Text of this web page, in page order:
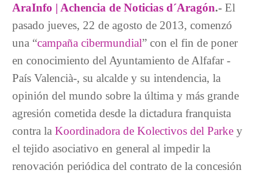
AraInfo | Achencia de Noticias d´Aragón.- El
pasado jueves, 22 de agosto de 2013, comenzó
una “campaña cibermundial” con el fin de poner
en conocimiento del Ayuntamiento de Alfafar -
País Valencià-, su alcalde y su intendencia, la
opinión del mundo sobre la última y más grande
agresión cometida desde la dictadura franquista
contra la Koordinadora de Kolectivos del Parke y
el tejido asociativo en general al impedir la
renovación periódica del contrato de la concesión